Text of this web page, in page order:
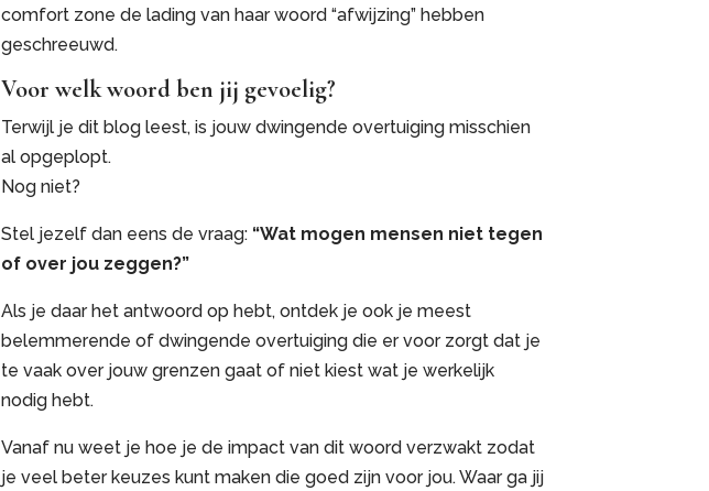
comfort zone de lading van haar woord “afwijzing” hebben
geschreeuwd.
Voor welk woord ben jij gevoelig?
Terwijl je dit blog leest, is jouw dwingende overtuiging misschien
al opgeplopt.
Nog niet?
Stel jezelf dan eens de vraag: “Wat mogen mensen niet tegen
of over jou zeggen?”
Als je daar het antwoord op hebt, ontdek je ook je meest
belemmerende of dwingende overtuiging die er voor zorgt dat je
te vaak over jouw grenzen gaat of niet kiest wat je werkelijk
nodig hebt.
Vanaf nu weet je hoe je de impact van dit woord verzwakt zodat
je veel beter keuzes kunt maken die goed zijn voor jou. Waar ga jij